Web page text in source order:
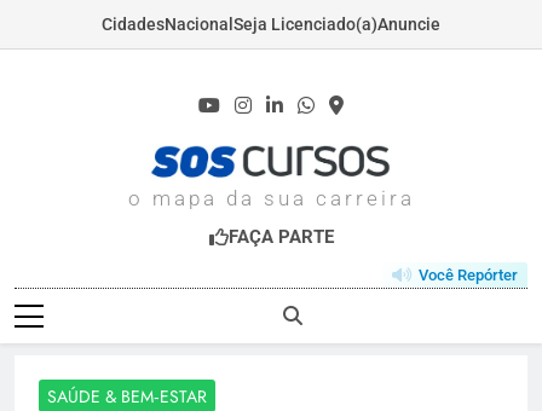
CidadesNacional Seja Licenciado(a)Anuncie
o mapa da sua carreira
FAÇA PARTE
Você Repórter
SAÚDE & BEM‑ESTAR